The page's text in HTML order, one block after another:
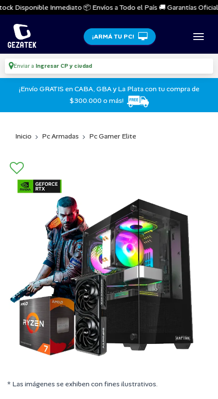
Disponible Inmediato 📦 Envíos a Todo el País 🚚 Garantías Oficiales
¡ARMÁ TU PC!
Enviar a Ingresar CP y ciudad
¡Envío GRATIS en CABA, GBA y La Plata con tu compra de
$300.000 o más!
Inicio Pc Armadas Pc Gamer Elite
* Las imágenes se exhiben con fines ilustrativos.